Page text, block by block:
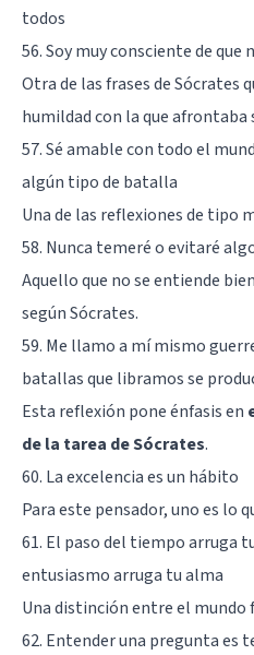
todos
56. Soy muy consciente de
Otra de las frases de Sócrates
humildad con la que
57. Sé amable con todo el
algún tipo de batalla
Una de las reflexiones de tipo
58. Nunca temeré o evitaré
Aquello que no se entiende
según Sócrates.
59. Me llamo a mí mismo
batallas que libramos se
Esta reflexión pone énfasis en
de la tarea de Sócrates.
60. La excelencia es un hábito
Para este pensador, uno es lo
61. El paso del tiempo arruga
entusiasmo arruga tu alma
Una distinción entre el mundo
62. Entender una pregunta es